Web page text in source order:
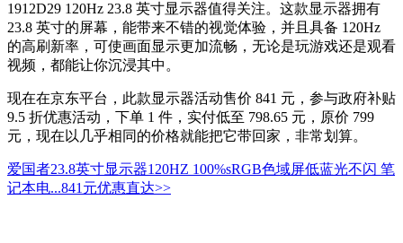
1912D29 120Hz 23.8 英寸显示器值得关注。这款显示器拥有
23.8 英寸的屏幕，能带来不错的视觉体验，并且具备 120Hz
的高刷新率，可使画面显示更加流畅，无论是玩游戏还是观看
视频，都能让你沉浸其中。
现在在京东平台，此款显示器活动售价 841 元，参与政府补贴
9.5 折优惠活动，下单 1 件，实付低至 798.65 元，原价 799
元，现在以几乎相同的价格就能把它带回家，非常划算。
爱国者23.8英寸显示器120HZ 100%sRGB色域屏低蓝光不闪 笔
记本电...841元优惠直达>>